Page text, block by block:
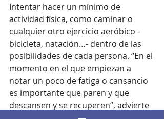
Intentar hacer un mínimo de
actividad física, como caminar o
cualquier otro ejercicio aeróbico -
bicicleta, natación…- dentro de las
posibilidades de cada persona. “En el
momento en el que empiezan a
notar un poco de fatiga o cansancio
es importante que paren y que
descansen y se recuperen”, advierte